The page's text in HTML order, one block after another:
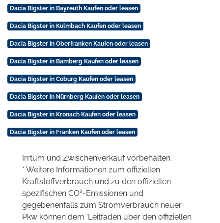
Dacia Bigster in Bayreuth Kaufen oder leasen
Dacia Bigster in Kulmbach Kaufen oder leasen
Dacia Bigster in Oberfranken Kaufen oder leasen
Dacia Bigster in Bamberg Kaufen oder leasen
Dacia Bigster in Coburg Kaufen oder leasen
Dacia Bigster in Nürnberg Kaufen oder leasen
Dacia Bigster in Kronach Kaufen oder leasen
Dacia Bigster in Franken Kaufen oder leasen
Irrtum und Zwischenverkauf vorbehalten.
* Weitere Informationen zum offiziellen
Kraftstoffverbrauch und zu den offiziellen
spezifischen CO2-Emissionen und
gegebenenfalls zum Stromverbrauch neuer
Pkw können dem 'Leitfaden über den offiziellen